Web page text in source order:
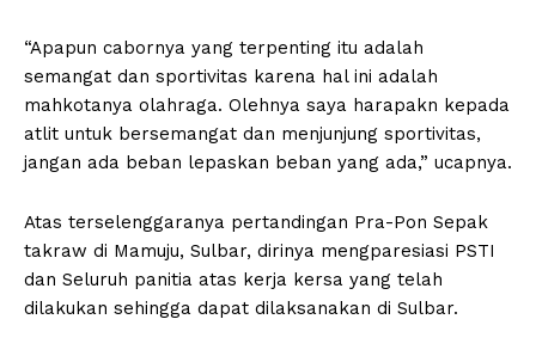
“Apapun cabornya yang terpenting itu adalah
semangat dan sportivitas karena hal ini adalah
mahkotanya olahraga. Olehnya saya harapakn kepada
atlit untuk bersemangat dan menjunjung sportivitas,
jangan ada beban lepaskan beban yang ada,” ucapnya.
Atas terselenggaranya pertandingan Pra-Pon Sepak
takraw di Mamuju, Sulbar, dirinya mengparesiasi PSTI
dan Seluruh panitia atas kerja kersa yang telah
dilakukan sehingga dapat dilaksanakan di Sulbar.